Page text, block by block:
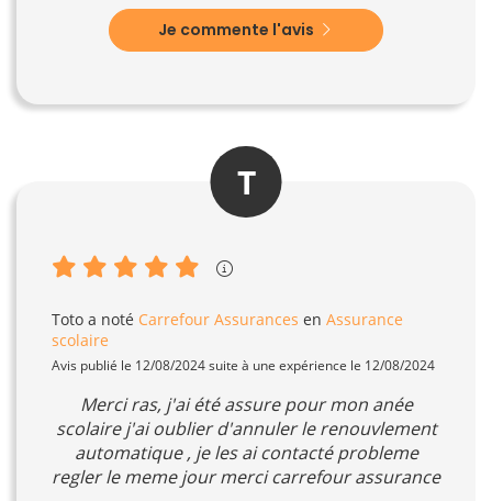
Je commente l'avis
T
Toto a noté Carrefour Assurances en Assurance
scolaire
Avis publié le 12/08/2024 suite à une expérience le 12/08/2024
Merci ras, j'ai été assure pour mon anée
scolaire j'ai oublier d'annuler le renouvlement
automatique , je les ai contacté probleme
regler le meme jour merci carrefour assurance